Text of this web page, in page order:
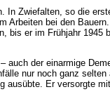
Zwiefalten, so die
bei den
bis er im Frühjahr
auch der einarmige
nur noch ganz
ausübte. Er versorgte